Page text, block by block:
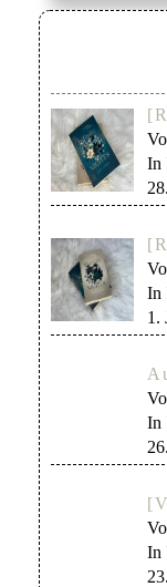
In
In
1.
In
In